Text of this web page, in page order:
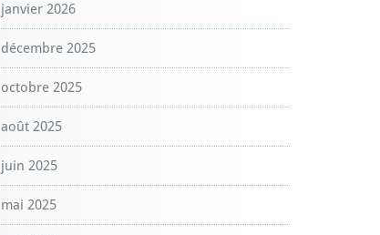
janvier 2026
décembre 2025
octobre 2025
août 2025
juin 2025
mai 2025